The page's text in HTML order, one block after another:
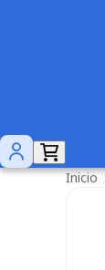
Inicio